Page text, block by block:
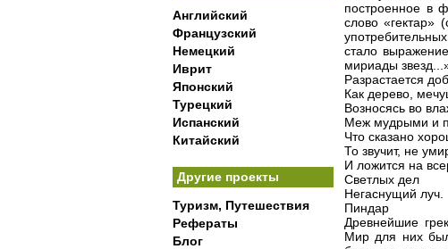
Английский
Французский
Немецкий
Иврит
Японский
Турецкий
Испанский
Китайский
Другие проекты
Туризм, Путешествия
Рефераты
Блог
построенное в
слово «гектар»
стало
мириады
Разрастается
Как дерево,
Возносясь во
Меж мудрыми и
Что сказано
То звучит, не
И ложится на
Светлых дел
Негаснущий луч.
Пиндар
Древнейшие
Мир для них